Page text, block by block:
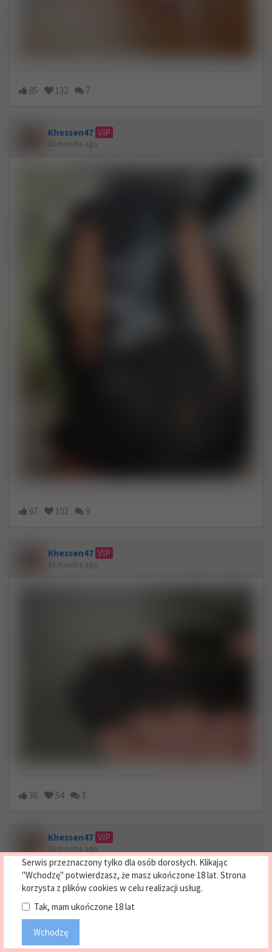
85 132 7
Khessen47 VIP
10 months ago
67 102 9
Khessen47 VIP
10 months ago
36 54 3
Khessen47 VIP
10 months ago
Serwis przeznaczony tylko dla osób dorosłych. Klikając
"Wchodzę" potwierdzasz, że masz ukończone 18 lat. Strona
korzysta z plików cookies w celu realizacji usług.
Tak, mam ukończone 18 lat
Wchodzę